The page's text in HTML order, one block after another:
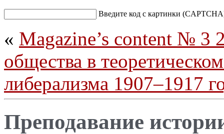
Введите код с картинки
« Magazine’s content № 3
общества в
либерализма 1907–1917
Преподавание